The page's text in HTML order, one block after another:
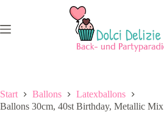
springen
Start Ballons
Latexballons
Ballons 30cm, 40st Birthday, Metallic Mix